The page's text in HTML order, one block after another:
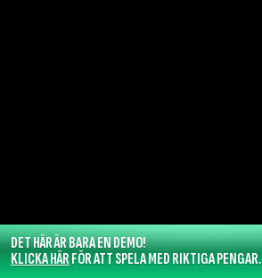
DET HÄR ÄR BARA EN DEMO!
KLICKA HÄRFÖR ATT SPELA MED RIKTIGA PENGAR.